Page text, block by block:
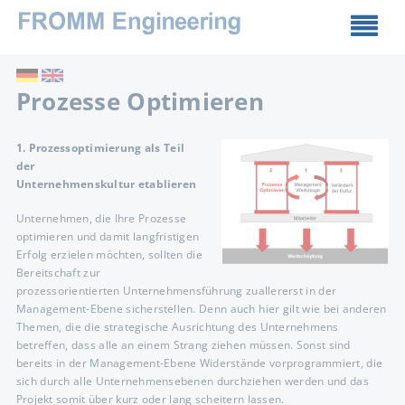
Prozesse Optimieren
1. Prozessoptimierung als Teil
der
Unternehmenskultur etablieren
Unternehmen, die Ihre Prozesse
optimieren und damit langfristigen
Erfolg erzielen möchten, sollten die
Bereitschaft zur
prozessorientierten Unternehmensführung zuallererst in der
Management-Ebene sicherstellen. Denn auch hier gilt wie bei anderen
Themen, die die strategische Ausrichtung des Unternehmens
betreffen, dass alle an einem Strang ziehen müssen. Sonst sind
bereits in der Management-Ebene Widerstände vorprogrammiert, die
sich durch alle Unternehmensebenen durchziehen werden und das
Projekt somit über kurz oder lang scheitern lassen.